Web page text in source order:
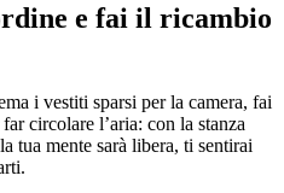
e fai il ricambio
i vestiti sparsi per la camera, fai
circolare l’aria: con la stanza
tua mente sarà libera, ti sentirai